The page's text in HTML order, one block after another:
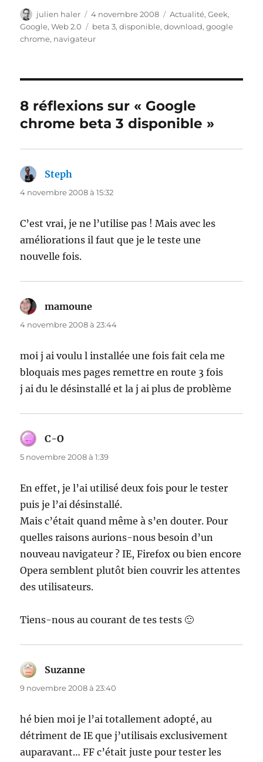
Auteur
julien haler
Publié
le
4 novembre 2008 Catégories
Actualité,Geek,
Google,Web 2.0 Étiquettes
beta 3,disponible,download,google
chrome, navigateur
8 réflexions sur « Google
chrome beta 3 disponible »
Steph
4 novembre 2008 à 15:32
C’est vrai, je ne l’utilise pas ! Mais avec les
améliorations il faut que je le teste une
nouvelle fois.
mamoune
4 novembre 2008 à 23:44
moi j ai voulu l installée une fois fait cela me
bloquais mes pages remettre en route 3 fois
j ai du le désinstallé et la j ai plus de problème
C-O
5 novembre 2008 à 1:39
En effet, je l’ai utilisé deux fois pour le tester
puis je l’ai désinstallé.
Mais c’était quand même à s’en douter. Pour
quelles raisons aurions-nous besoin d’un
nouveau navigateur ? IE, Firefox ou bien encore
Opera semblent plutôt bien couvrir les attentes
des utilisateurs.
Tiens-nous au courant de tes tests 🙂
Suzanne
9 novembre 2008 à 23:40
hé bien moi je l’ai totallement adopté, au
détriment de IE que j’utilisais exclusivement
auparavant… FF c’était juste pour tester les